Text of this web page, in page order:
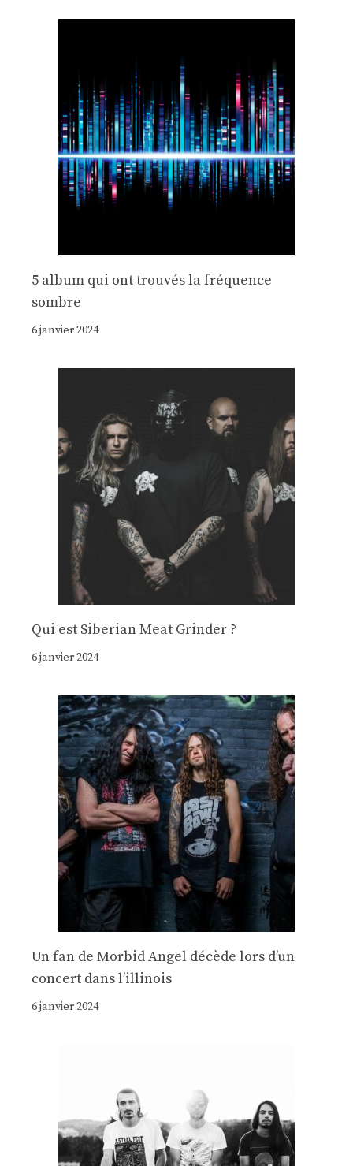
5 album qui ont trouvés la fréquence
sombre
6 janvier 2024
Qui est Siberian Meat Grinder ?
6 janvier 2024
Un fan de Morbid Angel décède lors d’un
concert dans l’illinois
6 janvier 2024